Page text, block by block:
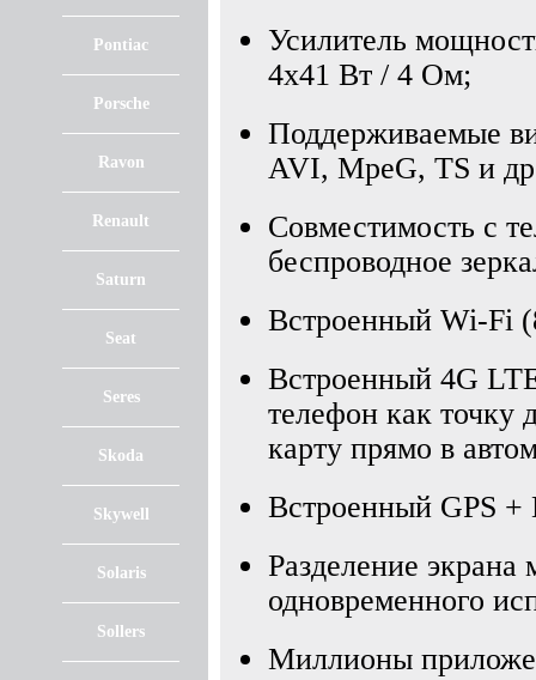
Pontiac
Porsche
Ravon
Renault
Saturn
Seat
Seres
Skoda
Skywell
Solaris
Sollers
Усилитель
4x41 Вт / 4 Ом;
Поддерживаемые
AVI, MpeG, TS и
Совместимость с
беспроводное
Встроенный Wi-Fi
Встроенный 4G
телефон как точку
карту прямо в
Встроенный GPS
Разделение
одновременного
Миллионы